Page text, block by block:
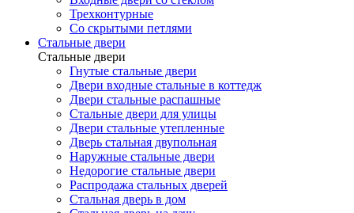
Трехконтурные
Со скрытыми петлями
Стальные двери
Стальные двери
Гнутые стальные двери
Двери входные стальные в коттедж
Двери стальные распашные
Стальные двери для улицы
Двери стальные утепленные
Дверь стальная двупольная
Наружные стальные двери
Недорогие стальные двери
Распродажа стальных дверей
Стальная дверь в дом